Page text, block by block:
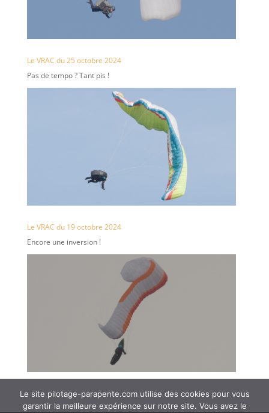
Le VRAC du 25 octobre 2024
Pas de tempo ? Tant pis !
Le VRAC du 19 octobre 2024
Encore une inversion !
Le site pilotage-parapente.com utilise des cookies pour vous
garantir la meilleure expérience sur notre site. Vous avez le